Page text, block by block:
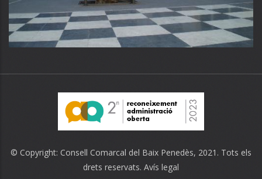
© Copyright: Consell Comarcal del Baix Penedès, 2021. Tots els
drets reservats. Avís legal